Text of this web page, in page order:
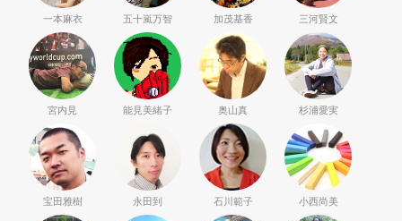
一本麻衣 五十嵐万智 加茂基香 三河賢文
宮内見 能見美緒子 奥山真 杉浦愛実
宝田雅樹 永田到 石川範子 小西尚美